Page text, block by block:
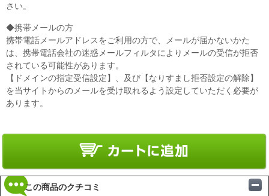
さい。
◆携帯メールの方
携帯電話メールアドレスをご利用の方で、メールが届かないかた
は、携帯電話会社の迷惑メールフィルタによりメールの受信が拒否
されている可能性があります。
【ドメインの指定受信設定】、及び【なりすまし拒否設定の解除】
を当サイトからのメールを受け取れるよう設定していただく必要が
あります。
この商品のクチコミ